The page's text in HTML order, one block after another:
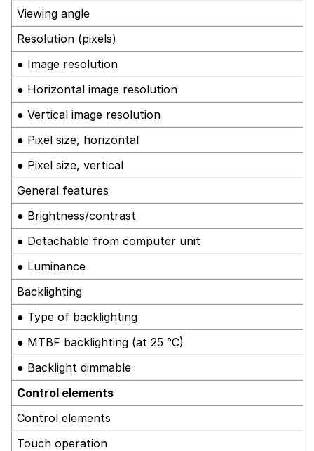
Viewing angle
Resolution (pixels)
● Image resolution
● Horizontal image resolution
● Vertical image resolution
● Pixel size, horizontal
● Pixel size, vertical
General features
● Brightness/contrast
● Detachable from computer unit
● Luminance
Backlighting
● Type of backlighting
● MTBF backlighting (at 25 °C)
● Backlight dimmable
Control elements
Control elements
Touch operation